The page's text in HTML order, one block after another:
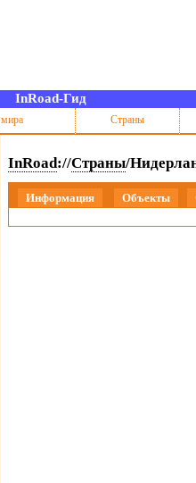
InRoad-Гид
Страны
InRoad://Страны/
Информация Объекты